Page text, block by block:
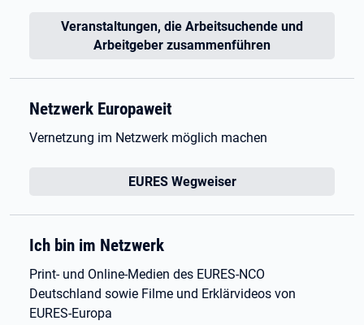
Veranstaltungen, die Arbeitsuchende und
Arbeitgeber zusammenführen
Netzwerk Europaweit
Vernetzung im Netzwerk möglich machen
EURES Wegweiser
Ich bin im Netzwerk
Print- und Online-Medien des EURES-NCO
Deutschland sowie Filme und Erklärvideos von
EURES-Europa